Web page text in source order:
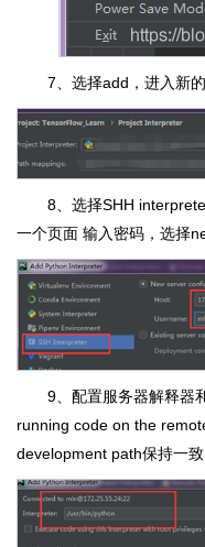
7、选择add，进入新
8、选择SHH
一个页面 输入密码，选择
9、配置服务器解释器
running code on the
development path保持一